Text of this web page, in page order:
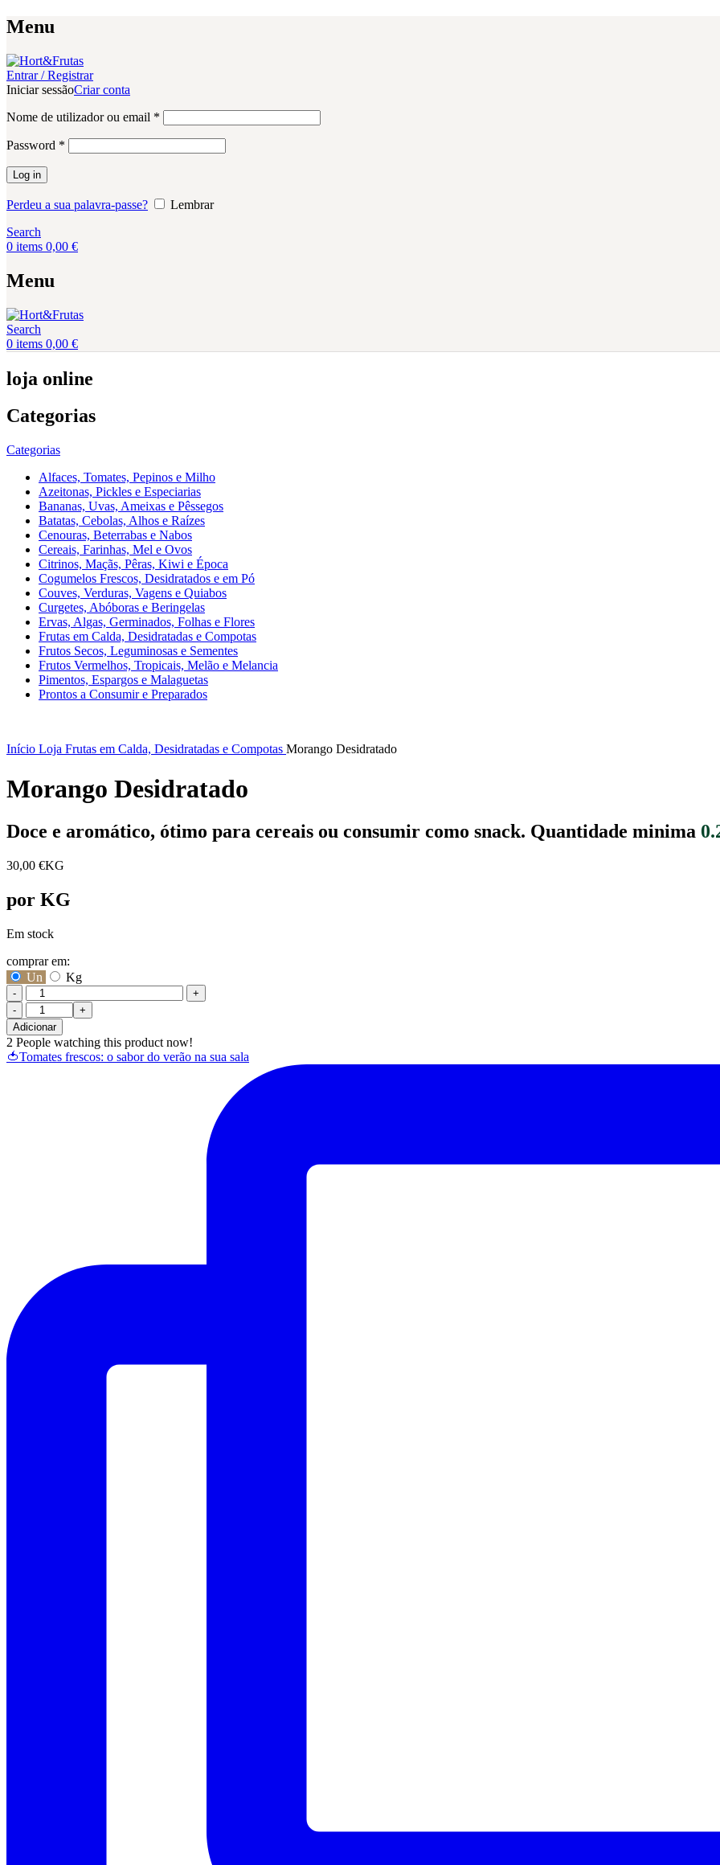
Menu
Entrar / Registrar
Iniciar sessãoCriar conta
Nome de utilizador ou email *
Password *
Log in
Perdeu a sua palavra-passe?
Lembrar
Search
0 items 0,00 €
Menu
Search
0 items 0,00 €
loja online
Categorias
Categorias
Alfaces, Tomates, Pepinos e Milho
Azeitonas, Pickles e Especiarias
Bananas, Uvas, Ameixas e Pêssegos
Batatas, Cebolas, Alhos e Raízes
Cenouras, Beterrabas e Nabos
Cereais, Farinhas, Mel e Ovos
Citrinos, Maçãs, Pêras, Kiwi e Época
Cogumelos Frescos, Desidratados e em Pó
Couves, Verduras, Vagens e Quiabos
Curgetes, Abóboras e Beringelas
Ervas, Algas, Germinados, Folhas e Flores
Frutas em Calda, Desidratadas e Compotas
Frutos Secos, Leguminosas e Sementes
Frutos Vermelhos, Tropicais, Melão e Melancia
Pimentos, Espargos e Malaguetas
Prontos a Consumir e Preparados
Início Loja Frutas em Calda, Desidratadas e Compotas Morango Desidratado
Morango Desidratado
Doce e aromático, ótimo para cereais ou consumir como snack. Quantidade minima
30,00 €KG
por KG
Em stock
comprar em:
Un
Kg
- +
Quantidade
de
Morango
Desidratado
Adicionar
2 People watching this product now!
🍅Tomates frescos: o sabor do verão na sua sala